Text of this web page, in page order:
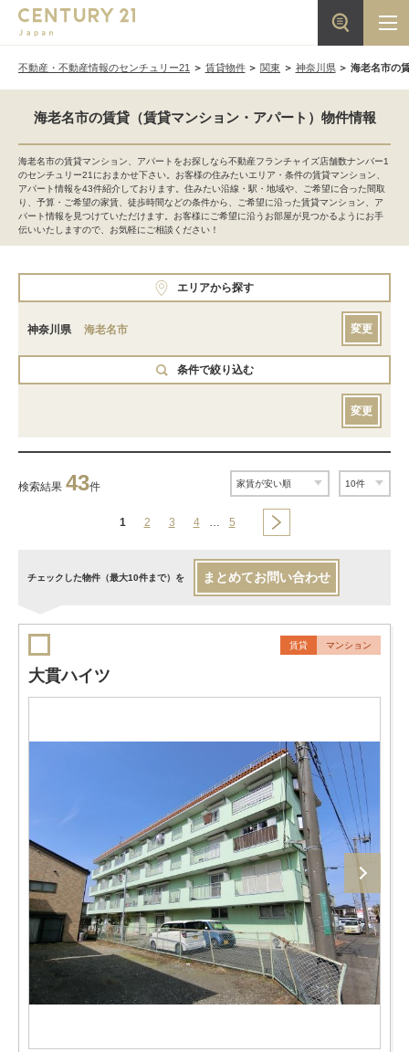
不動産・不動産情報のセンチュリー21 賃貸物件 関東 神奈川県 海老名市の
海老名市の賃貸（賃貸マンション・アパート）物件情報
海老名市の賃貸マンション、アパートをお探しなら不動産フランチャイズ店舗数ナンバー1
のセンチュリー21におまかせ下さい。お客様の住みたいエリア・条件の賃貸マンション、
アパート情報を43件紹介しております。住みたい沿線・駅・地域や、ご希望に合った間取
り、予算・ご希望の家賃、徒歩時間などの条件から、ご希望に沿った賃貸マンション、ア
パート情報を見つけていただけます。お客様にご希望に沿うお部屋が見つかるようにお手
伝いいたしますので、お気軽にご相談ください！
エリアから探す
神奈川県 海老名市 変更
条件で絞り込む
変更
検索結果 43件
1 2 3 4 … 5
チェックした物件（最大10件まで）を まとめてお問い合わせ
賃貸 マンション
大貫ハイツ